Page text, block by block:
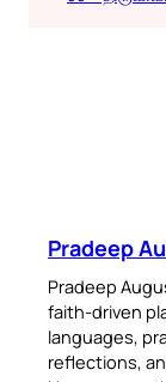
Pradeep
Pradeep
faith-driven
languages,
reflections,